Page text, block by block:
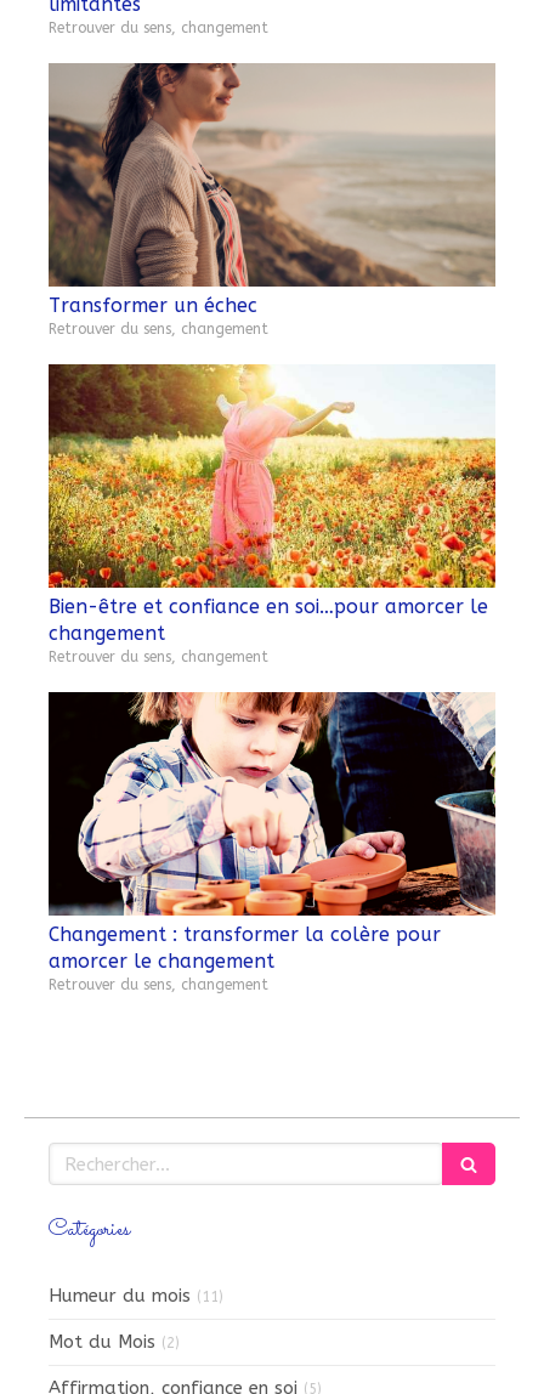
Retrouver du sens, changement
Transformer un échec
Retrouver du sens, changement
Bien-être et confiance en soi…pour amorcer le
changement
Retrouver du sens, changement
Changement : transformer la colère pour
amorcer le changement
Retrouver du sens, changement
Rechercher
Catégories
Humeur du mois (11)
Mot du Mois (2)
Affirmation, confiance en soi (5)